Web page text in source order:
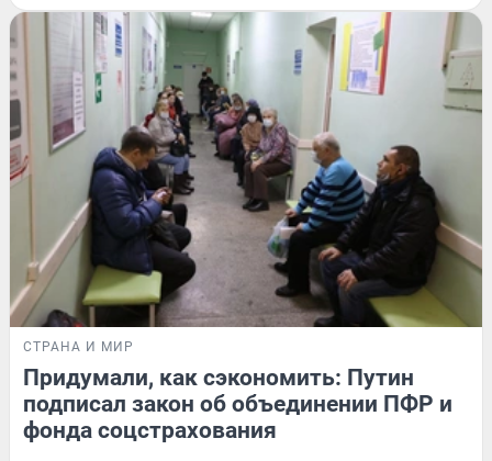
СТРАНА И МИР
Придумали, как сэкономить: Путин
подписал закон об объединении ПФР и
фонда соцстрахования